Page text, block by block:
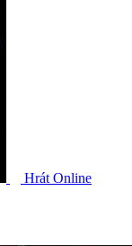
Hrát Online